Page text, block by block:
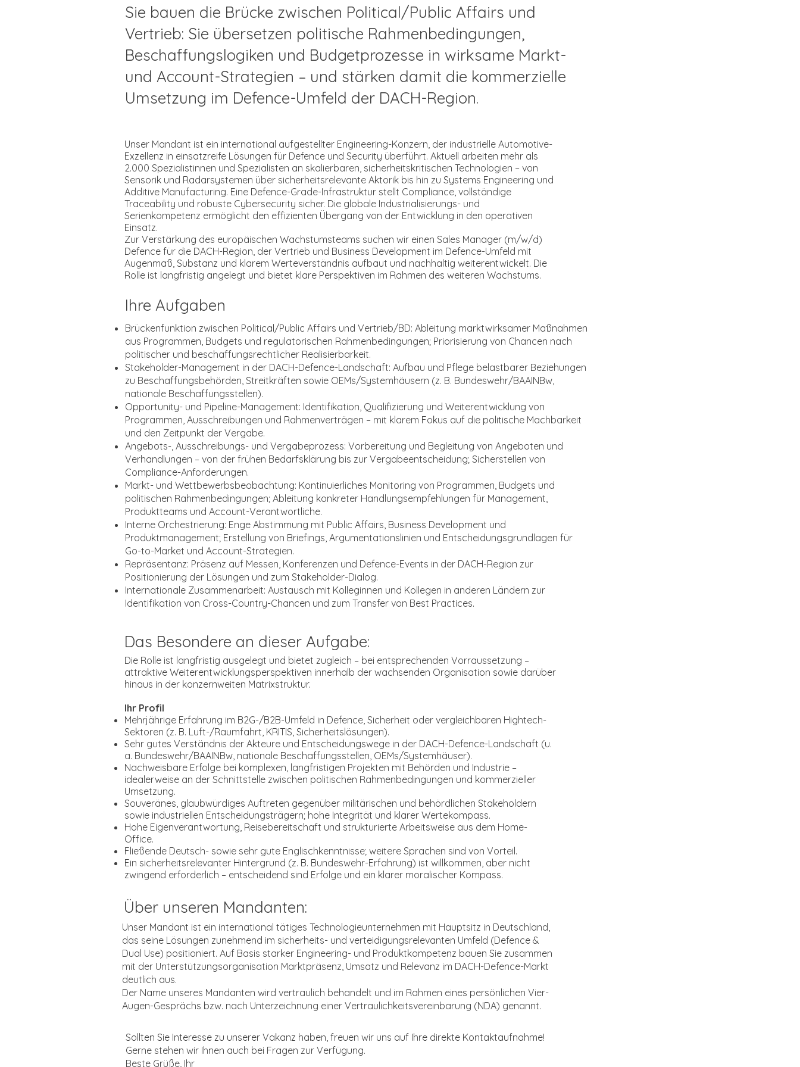
Sie bauen die Brücke zwischen Political/Public Affairs und
Vertrieb: Sie übersetzen politische Rahmenbedingungen,
Beschaffungslogiken und Budgetprozesse in wirksame Markt-
und Account-Strategien – und stärken damit die kommerzielle
Umsetzung im Defence-Umfeld der DACH-Region.
Unser Mandant ist ein international aufgestellter Engineering-Konzern, der industrielle Automotive-
Exzellenz in einsatzreife Lösungen für Defence und Security überführt. Aktuell arbeiten mehr als
2.000 Spezialistinnen und Spezialisten an skalierbaren, sicherheitskritischen Technologien – von
Sensorik und Radarsystemen über sicherheitsrelevante Aktorik bis hin zu Systems Engineering und
Additive Manufacturing. Eine Defence-Grade-Infrastruktur stellt Compliance, vollständige
Traceability und robuste Cybersecurity sicher. Die globale Industrialisierungs- und
Serienkompetenz ermöglicht den effizienten Übergang von der Entwicklung in den operativen
Einsatz.
Zur Verstärkung des europäischen Wachstumsteams suchen wir einen Sales Manager (m/w/d)
Defence für die DACH-Region, der Vertrieb und Business Development im Defence-Umfeld mit
Augenmaß, Substanz und klarem Werteverständnis aufbaut und nachhaltig weiterentwickelt. Die
Rolle ist langfristig angelegt und bietet klare Perspektiven im Rahmen des weiteren Wachstums.
Ihre Aufgaben
Brückenfunktion zwischen Political/Public Affairs und Vertrieb/BD: Ableitung marktwirksamer Maßnahmen
aus Programmen, Budgets und regulatorischen Rahmenbedingungen; Priorisierung von Chancen nach
politischer und beschaffungsrechtlicher Realisierbarkeit.
Stakeholder-Management in der DACH-Defence-Landschaft: Aufbau und Pflege belastbarer Beziehungen
zu Beschaffungsbehörden, Streitkräften sowie OEMs/Systemhäusern (z. B. Bundeswehr/BAAINBw,
nationale Beschaffungsstellen).
Opportunity- und Pipeline-Management: Identifikation, Qualifizierung und Weiterentwicklung von
Programmen, Ausschreibungen und Rahmenverträgen – mit klarem Fokus auf die politische Machbarkeit
und den Zeitpunkt der Vergabe.
Angebots-, Ausschreibungs- und Vergabeprozess: Vorbereitung und Begleitung von Angeboten und
Verhandlungen – von der frühen Bedarfsklärung bis zur Vergabeentscheidung; Sicherstellen von
Compliance-Anforderungen.
Markt- und Wettbewerbsbeobachtung: Kontinuierliches Monitoring von Programmen, Budgets und
politischen Rahmenbedingungen; Ableitung konkreter Handlungsempfehlungen für Management,
Produktteams und Account-Verantwortliche.
Interne Orchestrierung: Enge Abstimmung mit Public Affairs, Business Development und
Produktmanagement; Erstellung von Briefings, Argumentationslinien und Entscheidungsgrundlagen für
Go-to-Market und Account-Strategien.
Repräsentanz: Präsenz auf Messen, Konferenzen und Defence-Events in der DACH-Region zur
Positionierung der Lösungen und zum Stakeholder-Dialog.
Internationale Zusammenarbeit: Austausch mit Kolleginnen und Kollegen in anderen Ländern zur
Identifikation von Cross-Country-Chancen und zum Transfer von Best Practices.
Das Besondere an dieser Aufgabe:
Die Rolle ist langfristig ausgelegt und bietet zugleich – bei entsprechenden Vorraussetzung –
attraktive Weiterentwicklungsperspektiven innerhalb der wachsenden Organisation sowie darüber
hinaus in der konzernweiten Matrixstruktur.
Ihr Profil
Mehrjährige Erfahrung im B2G-/B2B-Umfeld in Defence, Sicherheit oder vergleichbaren Hightech-
Sektoren (z. B. Luft-/Raumfahrt, KRITIS, Sicherheitslösungen).
Sehr gutes Verständnis der Akteure und Entscheidungswege in der DACH-Defence-Landschaft (u.
a. Bundeswehr/BAAINBw, nationale Beschaffungsstellen, OEMs/Systemhäuser).
Nachweisbare Erfolge bei komplexen, langfristigen Projekten mit Behörden und Industrie –
idealerweise an der Schnittstelle zwischen politischen Rahmenbedingungen und kommerzieller
Umsetzung.
Souveränes, glaubwürdiges Auftreten gegenüber militärischen und behördlichen Stakeholdern
sowie industriellen Entscheidungsträgern; hohe Integrität und klarer Wertekompass.
Hohe Eigenverantwortung, Reisebereitschaft und strukturierte Arbeitsweise aus dem Home-
Office.
Fließende Deutsch- sowie sehr gute Englischkenntnisse; weitere Sprachen sind von Vorteil.
Ein sicherheitsrelevanter Hintergrund (z. B. Bundeswehr-Erfahrung) ist willkommen, aber nicht
zwingend erforderlich – entscheidend sind Erfolge und ein klarer moralischer Kompass.
Über unseren Mandanten:
Unser Mandant ist ein international tätiges Technologieunternehmen mit Hauptsitz in Deutschland,
das seine Lösungen zunehmend im sicherheits- und verteidigungsrelevanten Umfeld (Defence &
Dual Use) positioniert. Auf Basis starker Engineering- und Produktkompetenz bauen Sie zusammen
mit der Unterstützungsorganisation Marktpräsenz, Umsatz und Relevanz im DACH-Defence-Markt
deutlich aus.
Der Name unseres Mandanten wird vertraulich behandelt und im Rahmen eines persönlichen Vier-
Augen-Gesprächs bzw. nach Unterzeichnung einer Vertraulichkeitsvereinbarung (NDA) genannt.
Sollten Sie Interesse zu unserer Vakanz haben, freuen wir uns auf Ihre direkte Kontaktaufnahme!
Gerne stehen wir Ihnen auch bei Fragen zur Verfügung.
Beste Grüße, Ihr